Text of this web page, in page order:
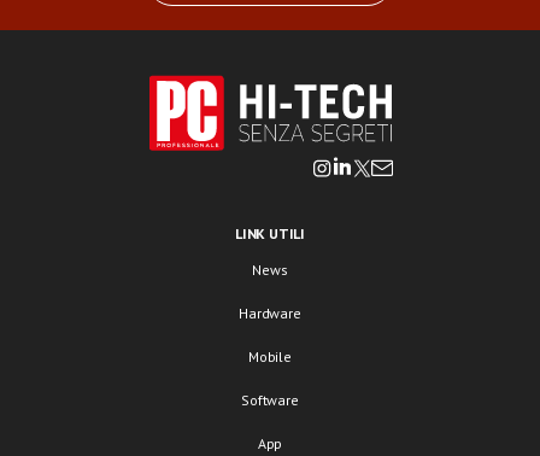
LINK UTILI
News
Hardware
Mobile
Software
App